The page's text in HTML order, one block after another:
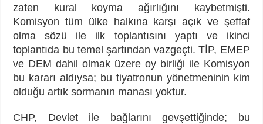
zaten kural koyma ağırlığını kaybetmişti.
Komisyon tüm ülke halkına karşı açık ve şeffaf
olma sözü ile ilk toplantısını yaptı ve ikinci
toplantıda bu temel şartından vazgeçti. TİP, EMEP
ve DEM dahil olmak üzere oy birliği ile Komisyon
bu kararı aldıysa; bu tiyatronun yönetmeninin kim
olduğu artık sormanın manası yoktur.
CHP, Devlet ile bağlarını gevşettiğinde; bu